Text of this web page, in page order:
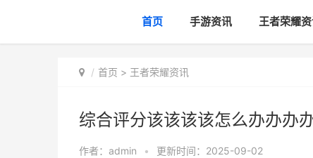
首页 手游资讯 王者荣耀
首页 > 王者荣耀资讯
综合评分该该该该怎么办办办
作者： admin • 更新时间：2025-09-02